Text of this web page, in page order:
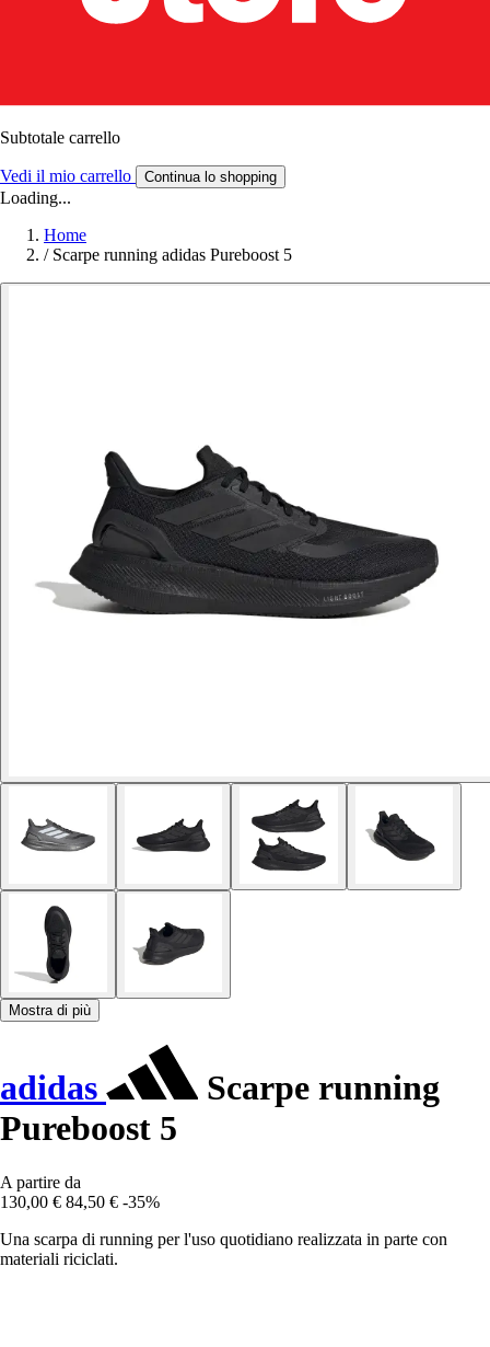
Subtotale carrello
Vedi il mio carrello Continua lo shopping
Loading...
Home
/ Scarpe running adidas Pureboost 5
Mostra di più
adidas
Scarpe running
Pureboost 5
A partire da
130,00 € 84,50 € -35%
Una scarpa di running per l'uso quotidiano realizzata in parte con
materiali riciclati.